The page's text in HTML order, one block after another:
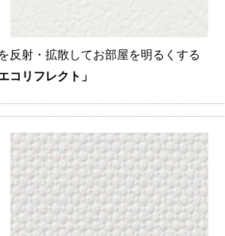
反射・拡散してお部屋を明るくする
エコリフレクト」